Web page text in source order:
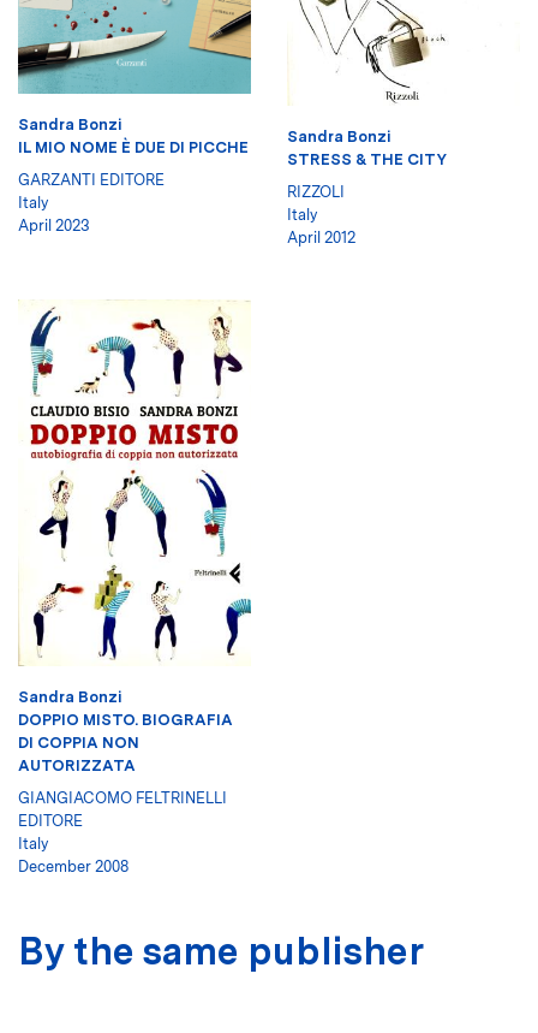
Sandra Bonzi
IL MIO NOME È DUE DI PICCHE
GARZANTI EDITORE
Italy
April 2023
Sandra Bonzi
STRESS & THE CITY
RIZZOLI
Italy
April 2012
Sandra Bonzi
DOPPIO MISTO. BIOGRAFIA
DI COPPIA NON
AUTORIZZATA
GIANGIACOMO FELTRINELLI
EDITORE
Italy
December 2008
By the same publisher